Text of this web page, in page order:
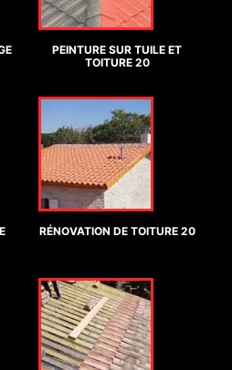
PEINTURE SUR TUILE ET
TOITURE 20
RÉNOVATION DE TOITURE 20